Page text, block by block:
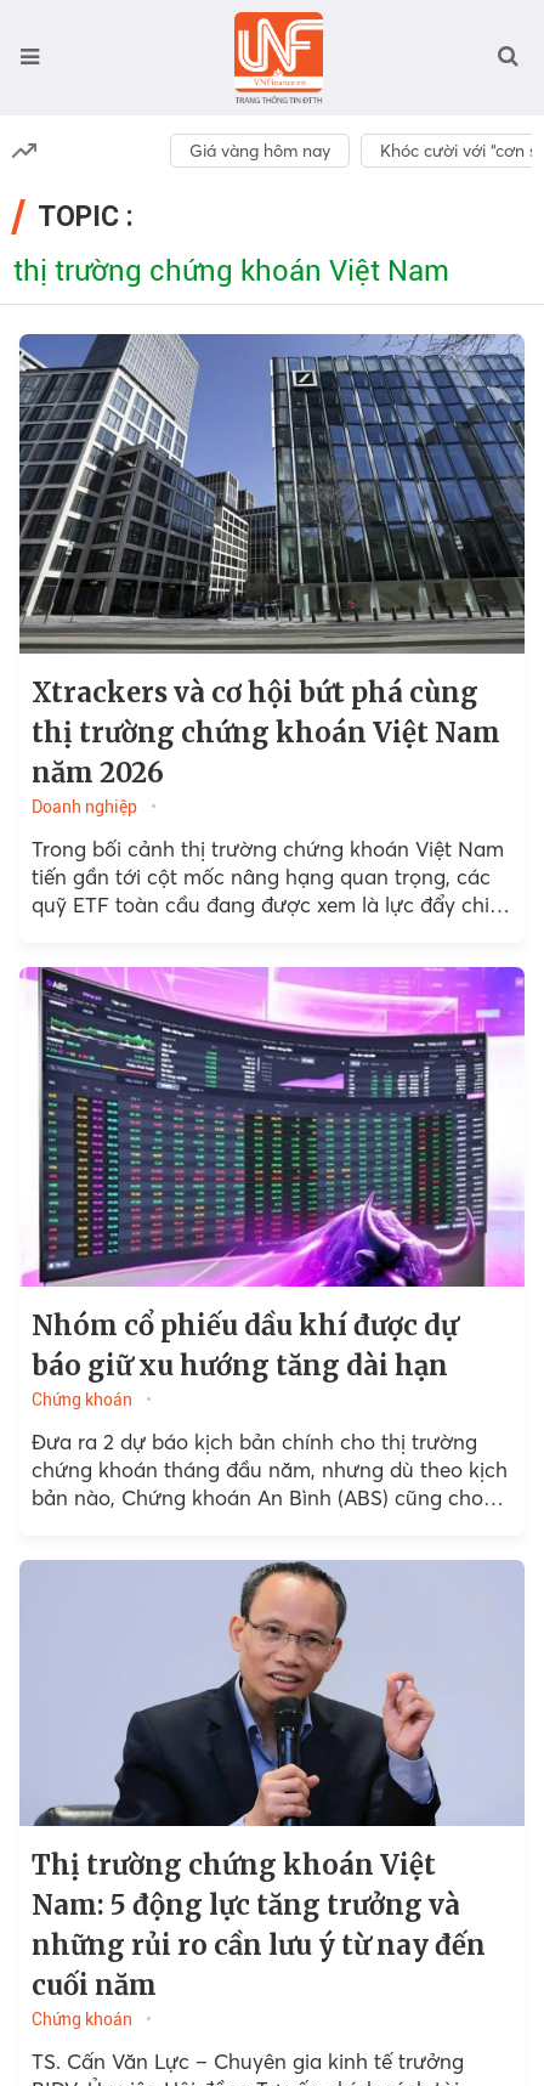
Giá vàng hôm nay Khóc cười với “cơn
TOPIC :
thị trường chứng khoán Việt Nam
Xtrackers và cơ hội bứt phá cùng
thị trường chứng khoán Việt Nam
năm 2026
Doanh nghiệp
Trong bối cảnh thị trường chứng khoán Việt Nam
tiến gần tới cột mốc nâng hạng quan trọng, các
quỹ ETF toàn cầu đang được xem là lực đẩy chiến
Nhóm cổ phiếu dầu khí được dự
báo giữ xu hướng tăng dài hạn
Chứng khoán
Đưa ra 2 dự báo kịch bản chính cho thị trường
chứng khoán tháng đầu năm, nhưng dù theo kịch
bản nào, Chứng khoán An Bình (ABS) cũng cho
Thị trường chứng khoán Việt
Nam: 5 động lực tăng trưởng và
những rủi ro cần lưu ý từ nay đến
cuối năm
Chứng khoán
TS. Cấn Văn Lực – Chuyên gia kinh tế trưởng